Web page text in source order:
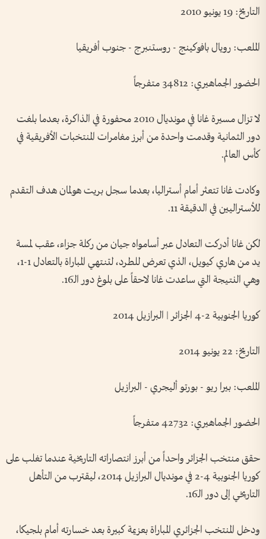
التاريخ: 19 يونيو 2010
الملعب: رويال بافوكينج - روستنبرج - جنوب أفريقيا
الحضور الجماهيري: 34812 متفرجاً
لا تزال مسيرة غانا في مونديال 2010 محفورة في الذاكرة، بعدما بلغت
دور الثمانية وقدمت واحدة من أبرز مغامرات المنتخبات الأفريقية في
كأس العالم.
وكادت غانا تتعثر أمام أستراليا، بعدما سجل بريت هولمان هدف التقدم
للأستراليين في الدقيقة 11.
لكن غانا أدركت التعادل عبر أسامواه جيان من ركلة جزاء، عقب لمسة
يد من هاري كيويل، الذي تعرض للطرد، لتنتهي المباراة بالتعادل 1-1،
وهي النتيجة التي ساعدت غانا لاحقاً على بلوغ دور الـ16.
كوريا الجنوبية 2-4 الجزائر | البرازيل 2014
التاريخ: 22 يونيو 2014
الملعب: بيرا ريو - بورتو أليجري - البرازيل
الحضور الجماهيري: 42732 متفرجاً
حقق منتخب الجزائر واحداً من أبرز انتصاراته التاريخية عندما تغلب على
كوريا الجنوبية 4-2 في مونديال البرازيل 2014، ليقترب من التأهل
التاريخي إلى دور الـ16.
ودخل المنتخب الجزائري المباراة بعزيمة كبيرة بعد خسارته أمام بلجيكا،